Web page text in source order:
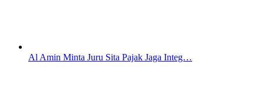
Al Amin Minta Juru Sita Pajak Jaga Integ…